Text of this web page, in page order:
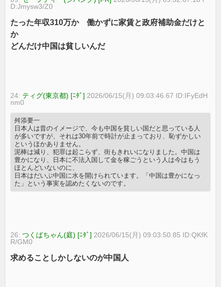
D:Jmysw3/Z0
たった年収310万か 働かずに家賃と政府補助金だけと
か
どんだけ中国は貧しいんだ
24: ティグ(東京都) [ﾆﾀﾞ] 2026/06/15(月) 09:03:46.67 ID:IFyEdH
nm0
舛添要一
日本人は昔のイメージで、今も中国を貧しい国だと思っている人
が多いですが、それは30年前で時計が止まっており、恥ずかしい
というほかありません。
泥棒は減り、犯罪は起こらず、街もきれいになりました。中国は
豊かになり、日本に不法入国して金を稼ごうという人は今はもう
ほとんどいないのに、
日本はだいぶ中国に水を開けられています。「中国は豊かになっ
た」という事実を認めたくないのです。
26:つくばちゃん(庭) [ﾆﾀﾞ] 2026/06/15(月) 09:03:50.85 ID:QKfK
R/GM0
求めることしかしないのが中国人